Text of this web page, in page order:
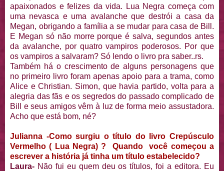
apaixonados e felizes da vida. Lua Negra começa com
uma nevasca e uma avalanche que destrói a casa da
Megan, obrigando a família a se mudar para casa de Bill.
E Megan só não morre porque é salva, segundos antes
da avalanche, por quatro vampiros poderosos. Por que
os vampiros a salvaram? Só lendo o livro pra saber..rs.
Também há o crescimento de alguns personagens que
no primeiro livro foram apenas apoio para a trama, como
Alice e Christian. Simon, que havia partido, volta para a
alegria das fãs e os segredos do passado complicado de
Bill e seus amigos vêm à luz de forma meio assustadora.
Acho que está bom, né?
Julianna -Como surgiu o título do livro Crepúsculo
Vermelho ( Lua Negra) ? Quando você começou a
escrever a história já tinha um título estabelecido?
Laura- Não fui eu quem deu os títulos, foi a editora. Eu